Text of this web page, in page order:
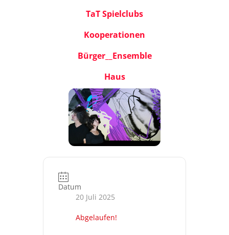
TaT Spielclubs
Kooperationen
Bürger__Ensemble
Haus
Datum
20 Juli 2025
Abgelaufen!